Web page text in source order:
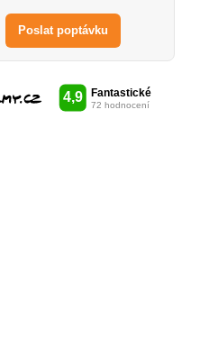
Poslat poptávku